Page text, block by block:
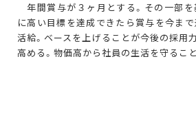
年間賞与が３ヶ月とする。その一部を
に高い目標を達成できたら賞与を今ま
活給。ベースを上げることが今後の採用
高める。物価高から社員の生活を守るこ